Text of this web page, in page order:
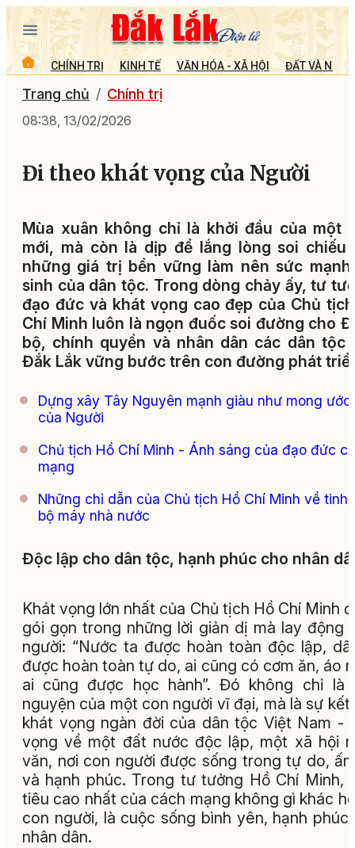
CHÍNH TRỊ KINH TẾ VĂN HÓA - XÃ HỘI ĐẤT VÀ
Trang chủ Chính trị
08:38, 13/02/2026
Đi theo khát vọng của Người
Mùa xuân không chỉ là khởi đầu của một
mới, mà còn là dịp để lắng lòng soi chiếu
những giá trị bền vững làm nên sức
sinh của dân tộc. Trong dòng chảy ấy, tư
đạo đức và khát vọng cao đẹp của Chủ
Chí Minh luôn là ngọn đuốc soi đường cho
bộ, chính quyền và nhân dân các dân tộc
Đắk Lắk vững bước trên con đường phát
Dựng xây Tây Nguyên mạnh giàu như mong ước
của Người
Chủ tịch Hồ Chí Minh - Ánh sáng của đạo đức
mạng
Những chỉ dẫn của Chủ tịch Hồ Chí Minh về tinh
bộ máy nhà nước
Độc lập cho dân tộc, hạnh phúc cho nhân
Khát vọng lớn nhất của Chủ tịch Hồ Chí Minh
gói gọn trong những lời giản dị mà lay động
người: “Nước ta được hoàn toàn độc lập,
được hoàn toàn tự do, ai cũng có cơm ăn, áo
ai cũng được học hành”. Đó không chỉ là
nguyện của một con người vĩ đại, mà là sự kết
khát vọng ngàn đời của dân tộc Việt Nam -
vọng về một đất nước độc lập, một xã hội
văn, nơi con người được sống trong tự do,
và hạnh phúc. Trong tư tưởng Hồ Chí Minh,
tiêu cao nhất của cách mạng không gì khác
con người, là cuộc sống bình yên, hạnh phúc
nhân dân.